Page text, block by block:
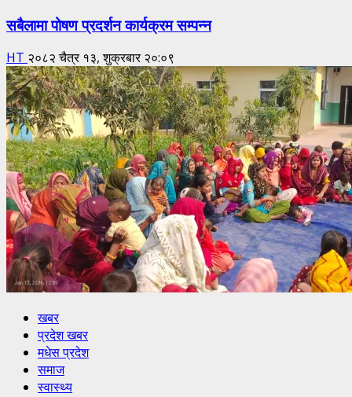
सबैलामा पोषण प्रदर्शन कार्यक्रम सम्पन्न
HT २०८२ चैत्र १३, शुक्रबार २०:०९
खबर
प्रदेश खबर
मधेस प्रदेश
समाज
स्वास्थ्य